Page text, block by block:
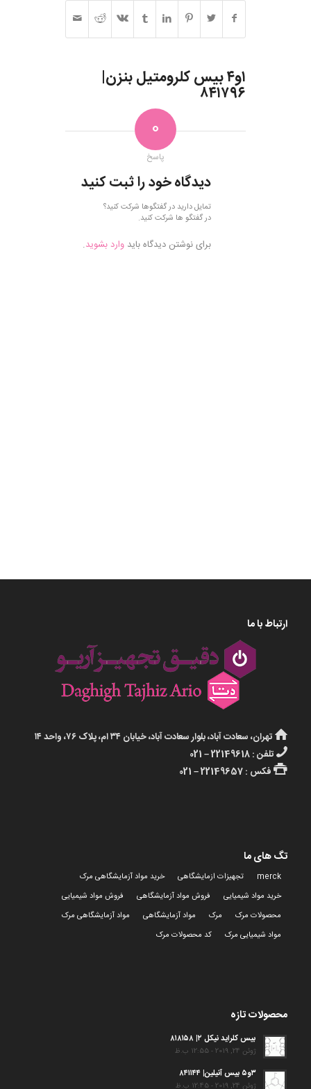
۱و۴ بیس کلرومتیل بنزن|
۸۴۱۷۹۶
0
پاسخ
دیدگاه خود را ثبت کنید
تمایل دارید در گفتگوها شرکت کنید؟
در گفتگو ها شرکت کنید.
برای نوشتن دیدگاه باید وارد بشوید.
ارتباط با ما
تهران، سعادت آباد، بلوار سعادت آباد، خیابان ۳۴ ام، پلاک ۷۶، واحد ۱۴
تلفن : 22149618 – 021
فکس : 22149657 – 021
تگ های ما
merck تجهیزات ازمایشگاهی
خرید مواد آزمایشگاهی مرک
خرید مواد شیمیایی
فروش مواد آزمایشگاهی
فروش مواد شیمیایی
محصولات مرک
مرک مواد آزمایشگاهی
مواد آزمایشگاهی مرک
مواد شیمیایی مرک
کد محصولات مرک
محصولات تازه
بیس کلراید نیکل ۲| ۸۱۸۱۵۸
ژوئن 24, 2019 - 12:55 ب.ظ
۳و۵ بیس آنیلین| ۸۴۱۱۴۴
ژوئن 24, 2019 - 12:45 ب.ظ